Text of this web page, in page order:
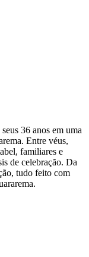
36 anos em uma
Entre véus,
familiares e
de celebração. Da
tudo feito com